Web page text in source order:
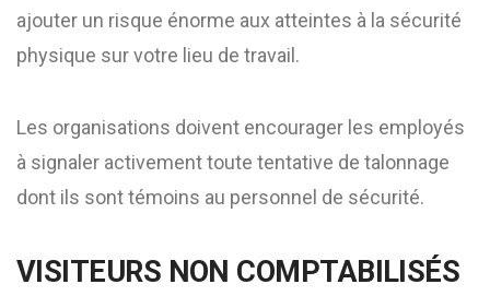
ajouter un risque énorme aux atteintes à la sécurité
physique sur votre lieu de travail.
Les organisations doivent encourager les employés
à signaler activement toute tentative de talonnage
dont ils sont témoins au personnel de sécurité.
VISITEURS NON COMPTABILISÉS